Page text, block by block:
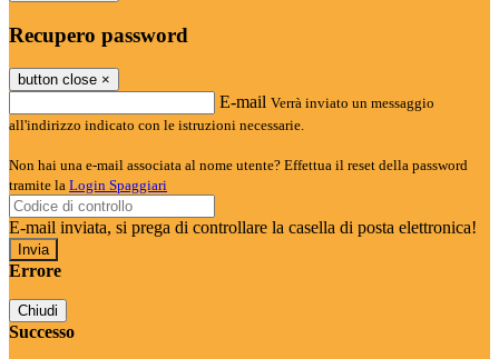
Recupero password
button close ×
E-mail Verrà inviato un messaggio
all'indirizzo indicato con le istruzioni necessarie.
Non hai una e-mail associata al nome utente? Effettua il reset della password
tramite la Login Spaggiari
E-mail inviata, si prega di controllare la casella di posta elettronica!
Errore
Chiudi
Successo